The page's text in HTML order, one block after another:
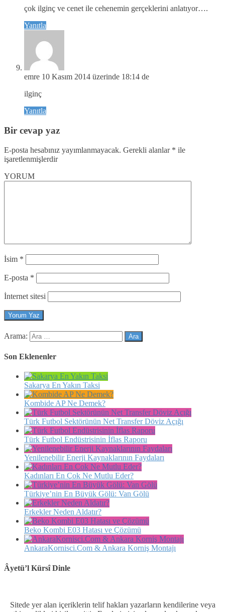
çok ilginç ve cenet ile cehenemin gerçeklerini anlatıyor….
Yanıtla
emre 10 Kasım 2014 üzerinde 18:14 de
ilginç
Yanıtla
Bir cevap yaz
E-posta hesabınız yayımlanmayacak. Gerekli alanlar * ile
işaretlenmişlerdir
YORUM
İsim *
E-posta *
İnternet sitesi
Arama:
Son Eklenenler
Sakarya En Yakın Taksi
Kombide AP Ne Demek?
Türk Futbol Sektörünün Net Transfer Döviz Açığı
Türk Futbol Endüstrisinin İflas Raporu
Yenilenebilir Enerji Kaynaklarının Faydaları
Kadınları En Çok Ne Mutlu Eder?
Türkiye’nin En Büyük Gölü: Van Gölü
Erkekler Neden Aldatır?
Beko Kombi E03 Hatası ve Çözümü
AnkaraKornisci.Com & Ankara Korniş Montajı
Âyetü’l Kürsî Dinle
Sitede yer alan içeriklerin telif hakları yazarların kendilerine veya